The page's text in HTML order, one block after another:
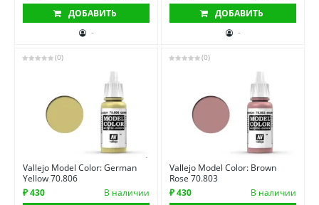
ДОБАВИТЬ
-
ДОБАВИТЬ
-
(0)
Vallejo Model Color: German
Yellow 70.806
₽ 430
В наличии
(0)
Vallejo Model Color: Brown
Rose 70.803
₽ 430
В наличии